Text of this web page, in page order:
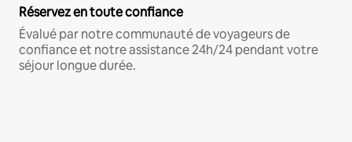
Réservez en toute confiance
Évalué par notre communauté de voyageurs de
confiance et notre assistance 24h/24 pendant votre
séjour longue durée.